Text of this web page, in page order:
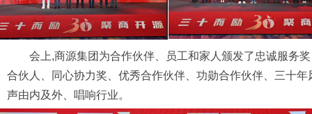
会上,商源集团为合作伙伴、员工和家人颁发了忠诚服务
合伙人、同心协力奖、优秀合作伙伴、功勋合作伙伴、三十年
声由内及外、唱响行业。